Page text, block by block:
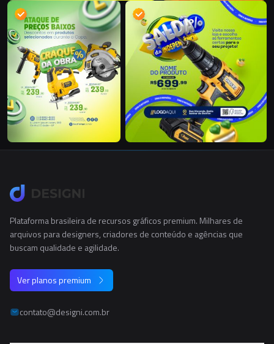
Plataforma brasileira de recursos gráficos premium. Milhares de
arquivos para designers, criadores de conteúdo e agências que
buscam qualidade e agilidade.
Ver planos premium
contato@designi.com.br